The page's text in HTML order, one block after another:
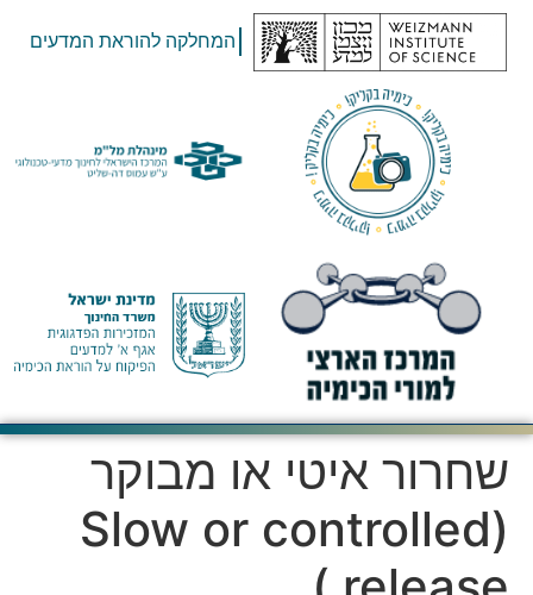
המחלקה להוראת המדעים
שחרור איטי או מבוקר
(Slow or controlled